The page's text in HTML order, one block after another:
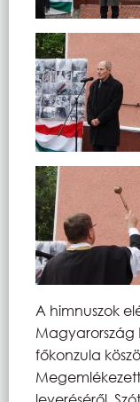
A himnuszok
Magyarország
főkonzula